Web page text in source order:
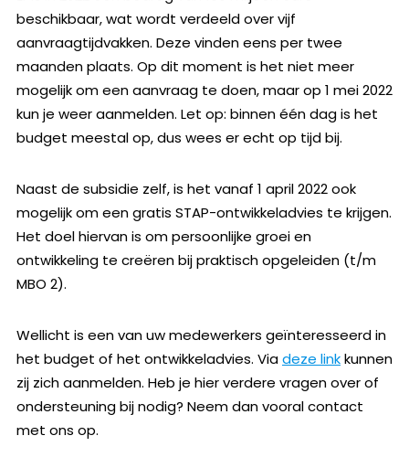
beschikbaar, wat wordt verdeeld over vijf
aanvraagtijdvakken. Deze vinden eens per twee
maanden plaats. Op dit moment is het niet meer
mogelijk om een aanvraag te doen, maar op 1 mei 2022
kun je weer aanmelden. Let op: binnen één dag is het
budget meestal op, dus wees er echt op tijd bij.
Naast de subsidie zelf, is het vanaf 1 april 2022 ook
mogelijk om een gratis STAP-ontwikkeladvies te krijgen.
Het doel hiervan is om persoonlijke groei en
ontwikkeling te creëren bij praktisch opgeleiden (t/m
MBO 2).
Wellicht is een van uw medewerkers geïnteresseerd in
het budget of het ontwikkeladvies. Viadeze linkkunnen
zij zich aanmelden. Heb je hier verdere vragen over of
ondersteuning bij nodig? Neem dan vooral contact
met ons op.